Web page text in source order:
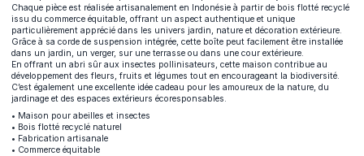
Chaque pièce est réalisée artisanalement en Indonésie à partir de bois flotté recyclé
issu du commerce équitable, offrant un aspect authentique et unique
particulièrement apprécié dans les univers jardin, nature et décoration extérieure.
Grâce à sa corde de suspension intégrée, cette boîte peut facilement être installée
dans un jardin, un verger, sur une terrasse ou dans une cour extérieure.
En offrant un abri sûr aux insectes pollinisateurs, cette maison contribue au
développement des fleurs, fruits et légumes tout en encourageant la biodiversité.
C’est également une excellente idée cadeau pour les amoureux de la nature, du
jardinage et des espaces extérieurs écoresponsables.
• Maison pour abeilles et insectes
• Bois flotté recyclé naturel
• Fabrication artisanale
• Commerce équitable